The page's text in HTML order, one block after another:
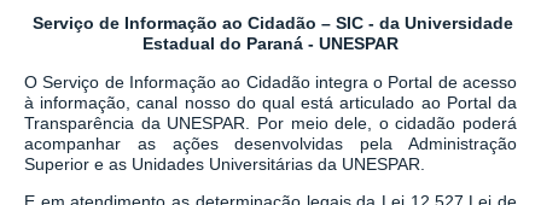
Serviço de Informação ao Cidadão – SIC - da Universidade
Estadual do Paraná - UNESPAR
O Serviço de Informação ao Cidadão integra o Portal de acesso
à informação, canal nosso do qual está articulado ao Portal da
Transparência da UNESPAR. Por meio dele, o cidadão poderá
acompanhar as ações desenvolvidas pela Administração
Superior e as Unidades Universitárias da UNESPAR.